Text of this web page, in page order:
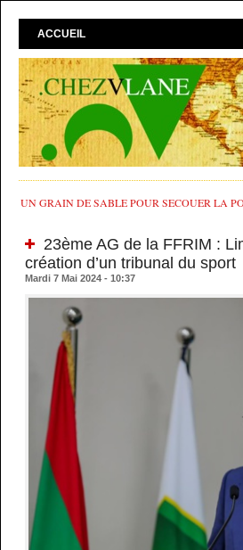
ACCUEIL
UN GRAIN DE SABLE POUR SECOUER LA
23ème AG de la FFRIM :
création d’un tribunal du sport
Mardi 7 Mai 2024 - 10:37